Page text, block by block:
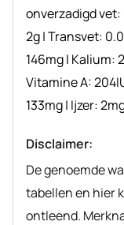
onverzadigd vet:
2g|Transvet:
146mg| Kalium:
Vitamine A:204
133mg| Ijzer:2
Disclaimer:
De genoemde waardes zijn gebaseerd op standaard
tabellen en hier
ontleend.